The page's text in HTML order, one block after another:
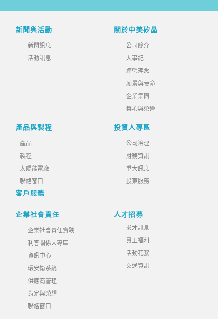
新聞與活動
新聞訊息
活動訊息
關於中美矽晶
公司簡介
大事紀
經營理念
願景與使命
企業集團
獎項與榮譽
產品與製程
產品
製程
太陽能電廠
聯絡窗口
客戶服務
投資人專區
公司治理
財務資訊
重大訊息
股東服務
企業社會責任
企業社會責任實踐
利害關係人專區
資訊中心
環安衛系統
供應商管理
肯定與榮耀
聯絡窗口
人才招募
求才訊息
員工福利
活動花絮
交通資訊